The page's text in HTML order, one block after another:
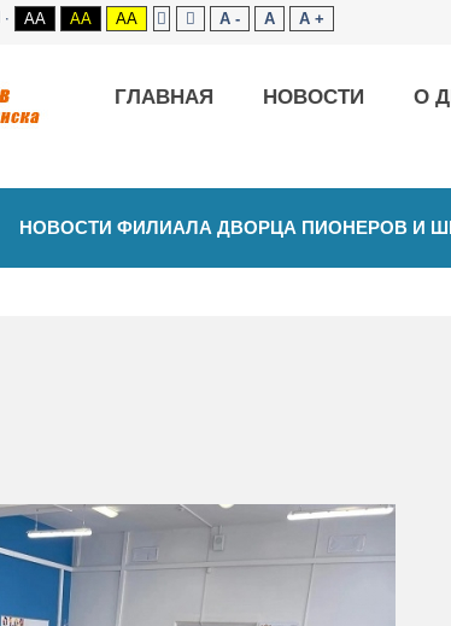
AA AA AA A - A A +
ГЛАВНАЯ НОВОСТИ О
НОВОСТИ ФИЛИАЛА ДВОРЦА ПИОНЕРОВ И